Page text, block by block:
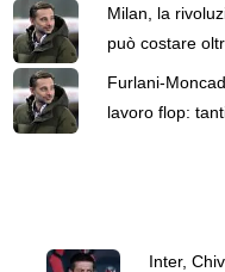
Milan, la
può costare
solo Furlani ne
Furlani-
lavoro flop:
Inter,